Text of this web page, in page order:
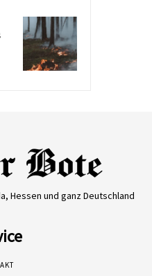
Hessen und ganz Deutschland